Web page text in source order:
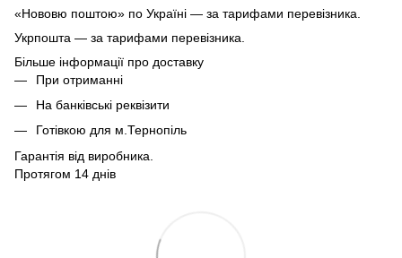
«Нововю поштою» по Україні — за тарифами перевізника.
Укрпошта — за тарифами перевізника.
Більше інформації про доставку
При отриманні
На банківські реквізити
Готівкою для м.Тернопіль
Гарантія від виробника.
Протягом 14 днів